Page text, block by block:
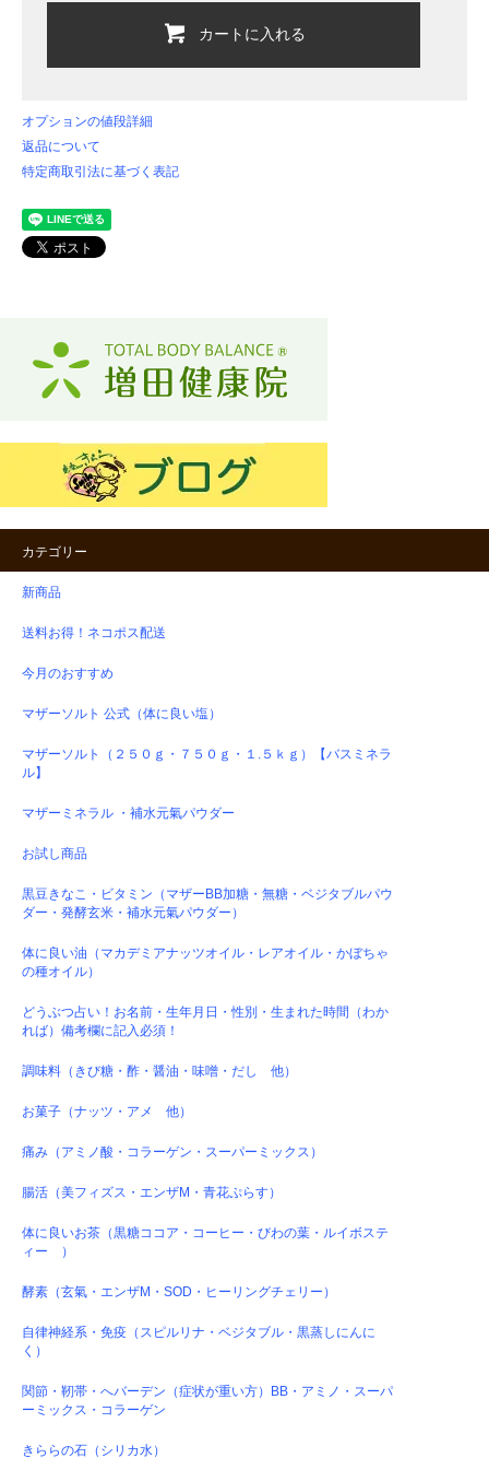
カートに入れる
オプションの値段詳細
返品について
特定商取引法に基づく表記
カテゴリー
新商品
送料お得！ネコポス配送
今月のおすすめ
マザーソルト 公式（体に良い塩）
マザーソルト（２５０ｇ・７５０ｇ・１.５ｋｇ）【バスミネラ
ル】
マザーミネラル ・補水元氣パウダー
お試し商品
黒豆きなこ・ビタミン（マザーBB加糖・無糖・ベジタブルパウ
ダー・発酵玄米・補水元氣パウダー）
体に良い油（マカデミアナッツオイル・レアオイル・かぼちゃ
の種オイル）
どうぶつ占い！お名前・生年月日・性別・生まれた時間（わか
れば）備考欄に記入必須！
調味料（きび糖・酢・醤油・味噌・だし 他）
お菓子（ナッツ・アメ 他）
痛み（アミノ酸・コラーゲン・スーパーミックス）
腸活（美フィズス・エンザM・青花ぷらす）
体に良いお茶（黒糖ココア・コーヒー・びわの葉・ルイボステ
ィー ）
酵素（玄氣・エンザM・SOD・ヒーリングチェリー）
自律神経系・免疫（スピルリナ・ベジタブル・黒蒸しにんに
く）
関節・靭帯・へバーデン（症状が重い方）BB・アミノ・スーパ
ーミックス・コラーゲン
きららの石（シリカ水）